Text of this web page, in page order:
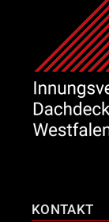
KONTAKT